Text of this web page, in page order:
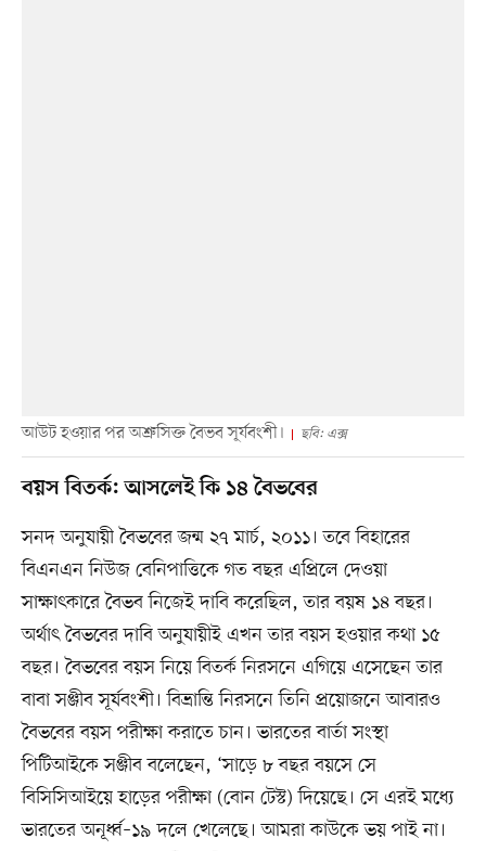
আউট হওয়ার পর অশ্রুসিক্ত বৈভব সূর্যবংশী। ছবি: এক্স
বয়স বিতর্ক: আসলেই কি ১৪ বৈভবের
সনদ অনুযায়ী বৈভবের জন্ম ২৭ মার্চ, ২০১১। তবে বিহারের
বিএনএন নিউজ বেনিপাত্তিকে গত বছর এপ্রিলে দেওয়া
সাক্ষাৎকারে বৈভব নিজেই দাবি করেছিল, তার বয়ষ ১৪ বছর।
অর্থাৎ বৈভবের দাবি অনুযায়ীই এখন তার বয়স হওয়ার কথা ১৫
বছর। বৈভবের বয়স নিয়ে বিতর্ক নিরসনে এগিয়ে এসেছেন তার
বাবা সঞ্জীব সূর্যবংশী। বিভ্রান্তি নিরসনে তিনি প্রয়োজনে আবারও
বৈভবের বয়স পরীক্ষা করাতে চান। ভারতের বার্তা সংস্থা
পিটিআইকে সঞ্জীব বলেছেন, ‘সাড়ে ৮ বছর বয়সে সে
বিসিসিআইয়ে হাড়ের পরীক্ষা (বোন টেস্ট) দিয়েছে। সে এরই মধ্যে
ভারতের অনূর্ধ্ব–১৯ দলে খেলেছে। আমরা কাউকে ভয় পাই না।